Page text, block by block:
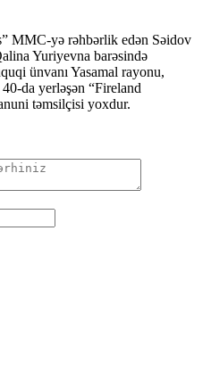
MMC-yə rəhbərlik edən Səidov
Yuriyevna barəsində
ünvanı Yasamal rayonu,
da yerləşən “Fireland
təmsilçisi yoxdur.